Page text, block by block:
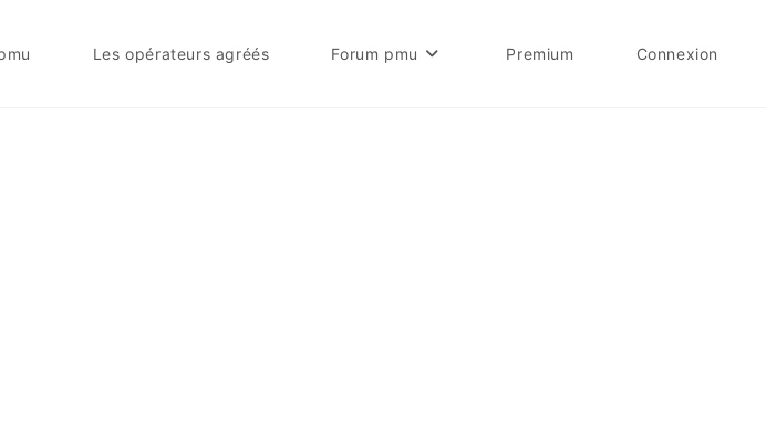
Les opérateurs agréés Forum pmu Premium Connexion